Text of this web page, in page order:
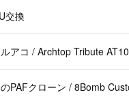
交換
アコ / Archtop Tribute
PAFクローン / 8Bomb